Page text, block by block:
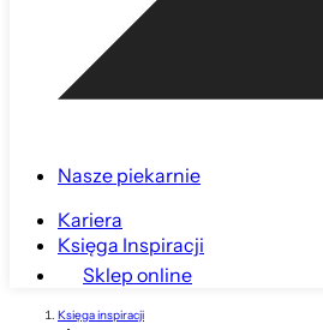
Nasze piekarnie
Kariera
Księga Inspiracji
Sklep online
Księga inspiracji